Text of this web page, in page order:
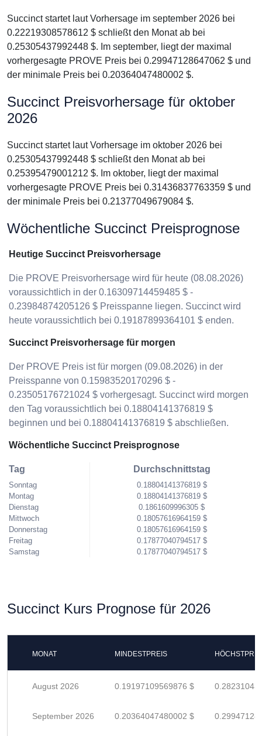
Succinct startet laut Vorhersage im september 2026 bei
0.22219308578612 $ schließt den Monat ab bei
0.25305437992448 $. Im september, liegt der maximal
vorhergesagte PROVE Preis bei 0.29947128647062 $ und
der minimale Preis bei 0.20364047480002 $.
Succinct Preisvorhersage für oktober
2026
Succinct startet laut Vorhersage im oktober 2026 bei
0.25305437992448 $ schließt den Monat ab bei
0.25395479001212 $. Im oktober, liegt der maximal
vorhergesagte PROVE Preis bei 0.31436837763359 $ und
der minimale Preis bei 0.21377049679084 $.
Wöchentliche Succinct Preisprognose
Heutige Succinct Preisvorhersage
Die PROVE Preisvorhersage wird für heute (08.08.2026)
voraussichtlich in der 0.16309714459485 $ -
0.23984874205126 $ Preisspanne liegen. Succinct wird
heute voraussichtlich bei 0.19187899364101 $ enden.
Succinct Preisvorhersage für morgen
Der PROVE Preis ist für morgen (09.08.2026) in der
Preisspanne von 0.15983520170296 $ -
0.23505176721024 $ vorhergesagt. Succinct wird morgen
den Tag voraussichtlich bei 0.18804141376819 $
beginnen und bei 0.18804141376819 $ abschließen.
Wöchentliche Succinct Preisprognose
Tag
Sonntag
Montag
Dienstag
Mittwoch
Donnerstag
Freitag
Samstag
Durchschnittstag
0.18804141376819 $
0.18804141376819 $
0.1861609996305 $
0.18057616964159 $
0.18057616964159 $
0.17877040794517 $
0.17877040794517 $
Succinct Kurs Prognose für 2026
MONAT MINDESTPREIS
August 2026 0.19197109569876 $
September 2026 0.20364047480002 $